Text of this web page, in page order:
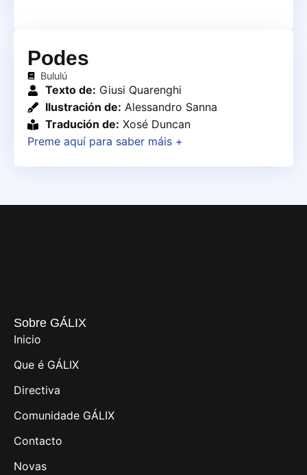
Podes
Bululú
Texto de: Giusi Quarenghi
Ilustración de: Alessandro Sanna
Tradución de: Xosé Duncan
Preme aquí para saber máis +
Sobre GÁLIX
Inicio
Que é GÁLIX
Directiva
Comunidade GÁLIX
Contacto
Novas